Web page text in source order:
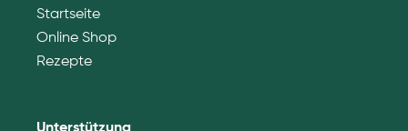
Startseite
Online Shop
Rezepte